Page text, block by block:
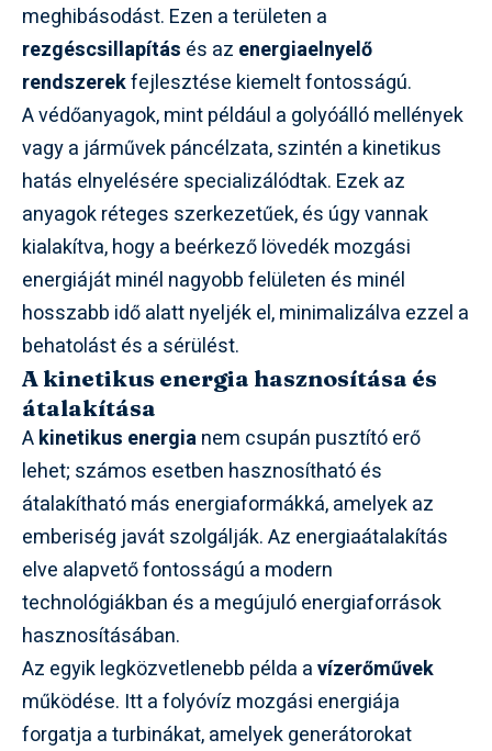
meghibásodást. Ezen a területen a
rezgéscsillapítás és az energiaelnyelő
rendszerekfejlesztése kiemelt fontosságú.
A védőanyagok, mint például a golyóálló mellények
vagy a járművek páncélzata, szintén a kinetikus
hatás elnyelésére specializálódtak. Ezek az
anyagok réteges szerkezetűek, és úgy vannak
kialakítva, hogy a beérkező lövedék mozgási
energiáját minél nagyobb felületen és minél
hosszabb idő alatt nyeljék el, minimalizálva ezzel a
behatolást és a sérülést.
A kinetikus energia hasznosítása és
átalakítása
Akinetikus energianem csupán pusztító erő
lehet; számos esetben hasznosítható és
átalakítható más energiaformákká, amelyek az
emberiség javát szolgálják. Az energiaátalakítás
elve alapvető fontosságú a modern
technológiákban és a megújuló energiaforrások
hasznosításában.
Az egyik legközvetlenebb példa avízerőművek
működése. Itt a folyóvíz mozgási energiája
forgatja a turbinákat, amelyek generátorokat